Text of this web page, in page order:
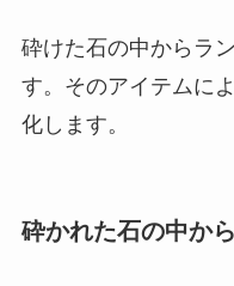
砕けた石の中からラ
す。そのアイテムに
化します。
砕かれた石の中か